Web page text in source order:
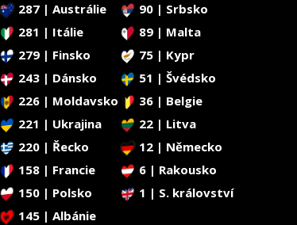
287 | Austrálie
90 | Srbsko
281 | Itálie
89 | Malta
279 | Finsko
75 | Kypr
243 | Dánsko
51 | Švédsko
226 | Moldavsko
36 | Belgie
221 | Ukrajina
22 | Litva
220 | Řecko
12 | Německo
158 | Francie
6 | Rakousko
150 | Polsko
1 | S. království
145 | Albánie